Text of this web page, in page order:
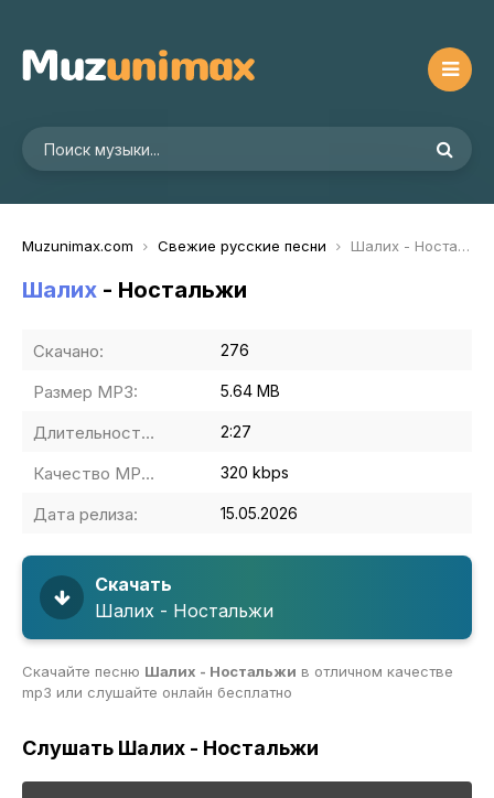
Muzunimax.com Свежие русские песни Шалих - Ностальжи
Шалих - Ностальжи
Скачано: 276
Размер MP3: 5.64 MB
Длительность MP3: 2:27
Качество MP3: 320 kbps
Дата релиза: 15.05.2026
Скачать
Шалих - Ностальжи
Скачайте песню Шалих - Ностальжи в отличном качестве
mp3 или слушайте онлайн бесплатно
Слушать Шалих - Ностальжи